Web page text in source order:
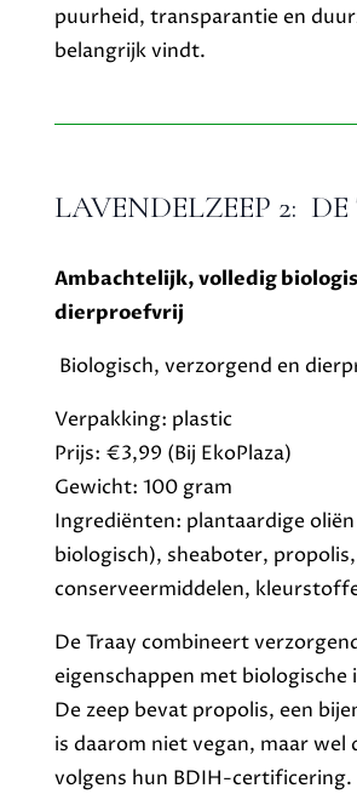
puurheid, transparantie en
belangrijk vindt.
LAVENDELZEEP 2:
Ambachtelijk, volledig
dierproefvrij
Biologisch, verzorgend en
Verpakking: plastic
Prijs: €3,99 (Bij EkoPlaza)
Gewicht: 100 gram
Ingrediënten: plantaardige
biologisch), sheaboter, propolis,
conserveermiddelen,
De Traay combineert
eigenschappen met biologische
De zeep bevat propolis, een
is daarom niet vegan, maar
volgens hun BDIH-certificering.